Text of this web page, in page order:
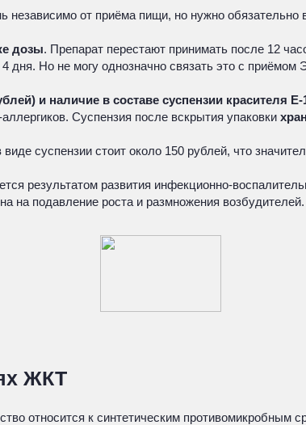
независимо от приёма пищи, но нужно
дозы. Препарат перестают принимать после 12
дня. Но не могу однозначно связать это с
и наличие в составе суспензии красителя
Суспензия после вскрытия упаковки
суспензии стоит около 150 рублей, что
результатом развития инфекционно-
на подавление роста и размножения
ЖКТ
относится к синтетическим противомикробным